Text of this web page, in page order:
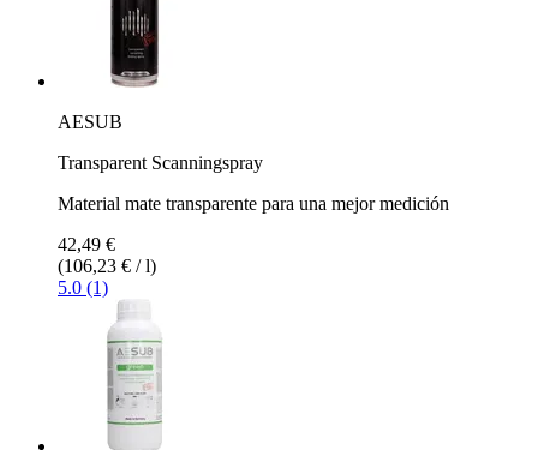
AESUB
Transparent Scanningspray
Material mate transparente para una mejor medición
42,49 €
(106,23 € / l)
5.0 (1)